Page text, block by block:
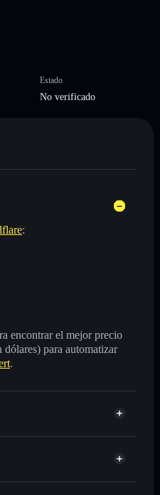
Estado
No verificado
:
encontrar el mejor precio
dólares) para automatizar
.